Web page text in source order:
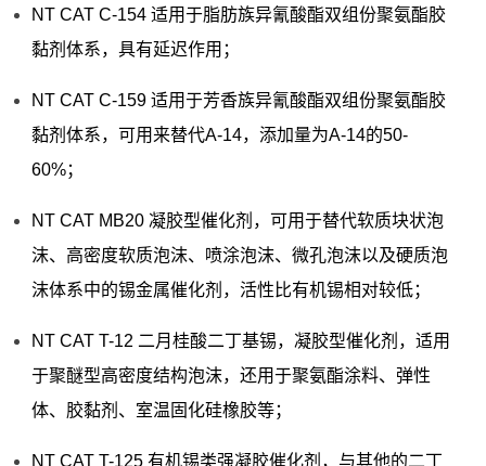
NT CAT C-154 适用于脂肪族异氰酸酯双组份聚氨酯胶
黏剂体系，具有延迟作用；
NT CAT C-159 适用于芳香族异氰酸酯双组份聚氨酯胶
黏剂体系，可用来替代A-14，添加量为A-14的50-
60%；
NT CAT MB20 凝胶型催化剂，可用于替代软质块状泡
沫、高密度软质泡沫、喷涂泡沫、微孔泡沫以及硬质泡
沫体系中的锡金属催化剂，活性比有机锡相对较低；
NT CAT T-12 二月桂酸二丁基锡，凝胶型催化剂，适用
于聚醚型高密度结构泡沫，还用于聚氨酯涂料、弹性
体、胶黏剂、室温固化硅橡胶等；
NT CAT T-125 有机锡类强凝胶催化剂，与其他的二丁